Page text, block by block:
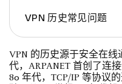
VPN 历史常见问题
VPN 的历史源于安全在
代，ARPANET 首创了连
80 年代，TCP/IP 等协议